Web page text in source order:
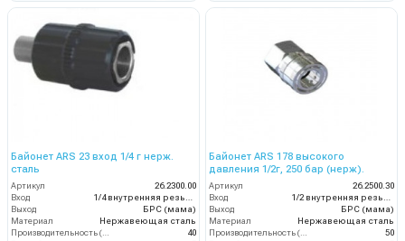
Байонет ARS 23 вход 1/4 г нерж.
сталь
Артикул
26.2300.00
Вход
Выход
БРС (мама)
Материал
Нержавеющая сталь
40
Байонет ARS 178 высокого
давления 1/2г, 250 бар (нерж).
Артикул
26.2500.30
Вход
Выход
БРС (мама)
Материал
Нержавеющая сталь
50